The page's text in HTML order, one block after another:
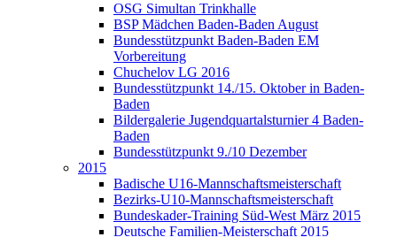
OSG Simultan Trinkhalle
BSP Mädchen Baden-Baden August
Bundesstützpunkt Baden-Baden EM
Vorbereitung
Chuchelov LG 2016
Bundesstützpunkt 14./15. Oktober in Baden-
Baden
Bildergalerie Jugendquartalsturnier 4 Baden-
Baden
Bundesstützpunkt 9./10 Dezember
2015
Badische U16-Mannschaftsmeisterschaft
Bezirks-U10-Mannschaftsmeisterschaft
Bundeskader-Training Süd-West März 2015
Deutsche Familien-Meisterschaft 2015